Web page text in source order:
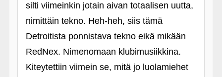
silti viimeinkin jotain aivan totaalisen uutta,
nimittäin tekno. Heh-heh, siis tämä
Detroitista ponnistava tekno eikä mikään
RedNex. Nimenomaan klubimusiikkina.
Kiteytettiin viimein se, mitä jo luolamiehet